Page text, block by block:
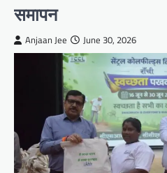
समापन
Anjaan Jee June 30, 2026